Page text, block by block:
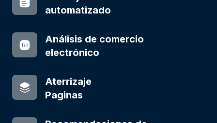
automatizado
Análisis de comercio
electrónico
Aterrizaje
Paginas